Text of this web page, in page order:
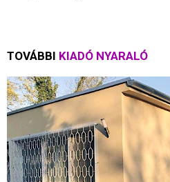
TOVÁBBI KIADÓ NYARALÓ